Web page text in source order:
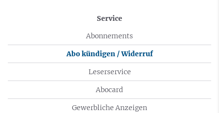
Service
Abonnements
Abo kündigen / Widerruf
Leserservice
Abocard
Gewerbliche Anzeigen